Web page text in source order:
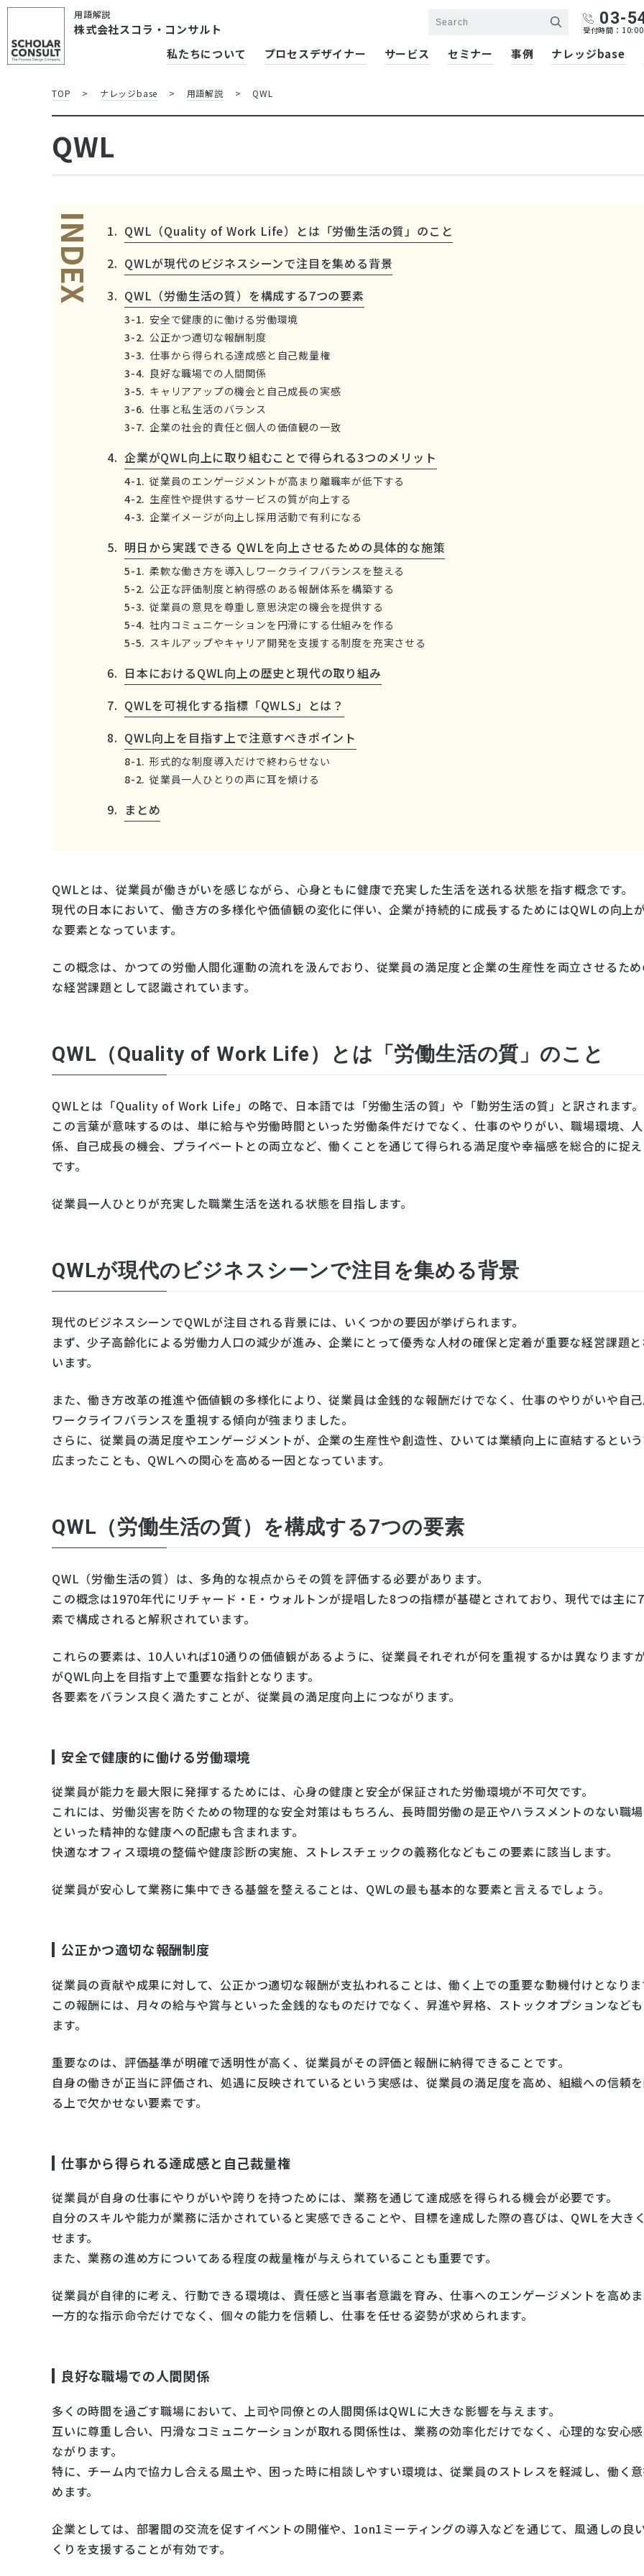
用語解説
株式会社スコラ・コンサルト
03-
受付時間：
私たちについて プロセスデザイナー サービス セミナー 事例 ナレッジbase
TOP > ナレッジbase > 用語解説 > QWL
QWL
INDEX
QWL（Quality of Work Life）とは「労働生活の質」のこと
QWLが現代のビジネスシーンで注目を集める背景
QWL（労働生活の質）を構成する7つの要素
安全で健康的に働ける労働環境
公正かつ適切な報酬制度
仕事から得られる達成感と自己裁量権
良好な職場での人間関係
キャリアアップの機会と自己成長の実感
仕事と私生活のバランス
企業の社会的責任と個人の価値観の一致
企業がQWL向上に取り組むことで得られる3つのメリット
従業員のエンゲージメントが高まり離職率が低下する
生産性や提供するサービスの質が向上する
企業イメージが向上し採用活動で有利になる
明日から実践できる QWLを向上させるための具体的な施策
柔軟な働き方を導入しワークライフバランスを整える
公正な評価制度と納得感のある報酬体系を構築する
従業員の意見を尊重し意思決定の機会を提供する
社内コミュニケーションを円滑にする仕組みを作る
スキルアップやキャリア開発を支援する制度を充実させる
日本におけるQWL向上の歴史と現代の取り組み
QWLを可視化する指標「QWLS」とは？
QWL向上を目指す上で注意すべきポイント
形式的な制度導入だけで終わらせない
従業員一人ひとりの声に耳を傾ける
まとめ
QWLとは、従業員が働きがいを感じながら、心身ともに健康で充実した生活を送れる状態を指す概念です。
現代の日本において、働き方の多様化や価値観の変化に伴い、企業が持続的に成長するためにはQWLの向上
な要素となっています。
この概念は、かつての労働人間化運動の流れを汲んでおり、従業員の満足度と企業の生産性を両立させるた
な経営課題として認識されています。
QWL（Quality of Work Life）とは「労働生活の質」のこと
QWLとは「Quality of Work Life」の略で、日本語では「労働生活の質」や「勤労生活の質」と訳されます。
この言葉が意味するのは、単に給与や労働時間といった労働条件だけでなく、仕事のやりがい、職場環境、
係、自己成長の機会、プライベートとの両立など、働くことを通じて得られる満足度や幸福感を総合的に捉
です。
従業員一人ひとりが充実した職業生活を送れる状態を目指します。
QWLが現代のビジネスシーンで注目を集める背景
現代のビジネスシーンでQWLが注目される背景には、いくつかの要因が挙げられます。
まず、少子高齢化による労働力人口の減少が進み、企業にとって優秀な人材の確保と定着が重要な経営課題
います。
また、働き方改革の推進や価値観の多様化により、従業員は金銭的な報酬だけでなく、仕事のやりがいや自
ワークライフバランスを重視する傾向が強まりました。
さらに、従業員の満足度やエンゲージメントが、企業の生産性や創造性、ひいては業績向上に直結するとい
広まったことも、QWLへの関心を高める一因となっています。
QWL（労働生活の質）を構成する7つの要素
QWL（労働生活の質）は、多角的な視点からその質を評価する必要があります。
この概念は1970年代にリチャード・E・ウォルトンが提唱した8つの指標が基礎とされており、現代では主に
素で構成されると解釈されています。
これらの要素は、10人いれば10通りの価値観があるように、従業員それぞれが何を重視するかは異なります
がQWL向上を目指す上で重要な指針となります。
各要素をバランス良く満たすことが、従業員の満足度向上につながります。
安全で健康的に働ける労働環境
従業員が能力を最大限に発揮するためには、心身の健康と安全が保証された労働環境が不可欠です。
これには、労働災害を防ぐための物理的な安全対策はもちろん、長時間労働の是正やハラスメントのない職
といった精神的な健康への配慮も含まれます。
快適なオフィス環境の整備や健康診断の実施、ストレスチェックの義務化などもこの要素に該当します。
従業員が安心して業務に集中できる基盤を整えることは、QWLの最も基本的な要素と言えるでしょう。
公正かつ適切な報酬制度
従業員の貢献や成果に対して、公正かつ適切な報酬が支払われることは、働く上での重要な動機付けとなり
この報酬には、月々の給与や賞与といった金銭的なものだけでなく、昇進や昇格、ストックオプションなど
ます。
重要なのは、評価基準が明確で透明性が高く、従業員がその評価と報酬に納得できることです。
自身の働きが正当に評価され、処遇に反映されているという実感は、従業員の満足度を高め、組織への信頼
る上で欠かせない要素です。
仕事から得られる達成感と自己裁量権
従業員が自身の仕事にやりがいや誇りを持つためには、業務を通じて達成感を得られる機会が必要です。
自分のスキルや能力が業務に活かされていると実感できることや、目標を達成した際の喜びは、QWLを大き
せます。
また、業務の進め方についてある程度の裁量権が与えられていることも重要です。
従業員が自律的に考え、行動できる環境は、責任感と当事者意識を育み、仕事へのエンゲージメントを高め
一方的な指示命令だけでなく、個々の能力を信頼し、仕事を任せる姿勢が求められます。
良好な職場での人間関係
多くの時間を過ごす職場において、上司や同僚との人間関係はQWLに大きな影響を与えます。
互いに尊重し合い、円滑なコミュニケーションが取れる関係性は、業務の効率化だけでなく、心理的な安心
ながります。
特に、チーム内で協力し合える風土や、困った時に相談しやすい環境は、従業員のストレスを軽減し、働く
めます。
企業としては、部署間の交流を促すイベントの開催や、1on1ミーティングの導入などを通じて、風通しの良
くりを支援することが有効です。